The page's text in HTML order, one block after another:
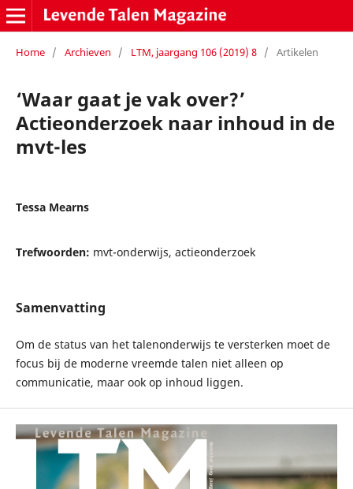
Home / Archieven / LTM, jaargang 106 (2019) 8 / Artikelen
‘Waar gaat je vak over?’
Actieonderzoek naar inhoud in de
mvt-les
Tessa Mearns
Trefwoorden: mvt-onderwijs, actieonderzoek
Samenvatting
Om de status van het talenonderwijs te versterken moet de
focus bij de moderne vreemde talen niet alleen op
communicatie, maar ook op inhoud liggen.